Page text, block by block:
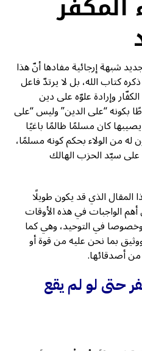
شبهة إرجائية مفادها أنّ هذا
كتاب الله، بل لا يرتدّ فاعل
وإرادة علوّه على دين
بكونه “على الدين” وليس “على
كان مسلمًا ظالمًا باغيًا
له من الولاء بحكم كونه مسلمًا،
سيّد الحزب الهالك
الذي قد يكون طويلًا
الواجبات في هذه الأوقات
في التوحيد، وهي كما
بما نحن عليه من قوة أو
أصدقائها.
حتى لو لم يقع